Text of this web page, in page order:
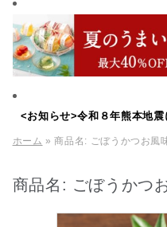
<お知らせ>令和８年熊本地
ホーム » 商品名: ごぼうかつお風
商品名: ごぼうかつ